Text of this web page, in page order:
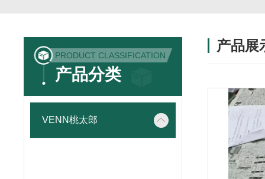
PRODUCT CLASSIFICATION
产品分类
VENN桃太郎
产品展